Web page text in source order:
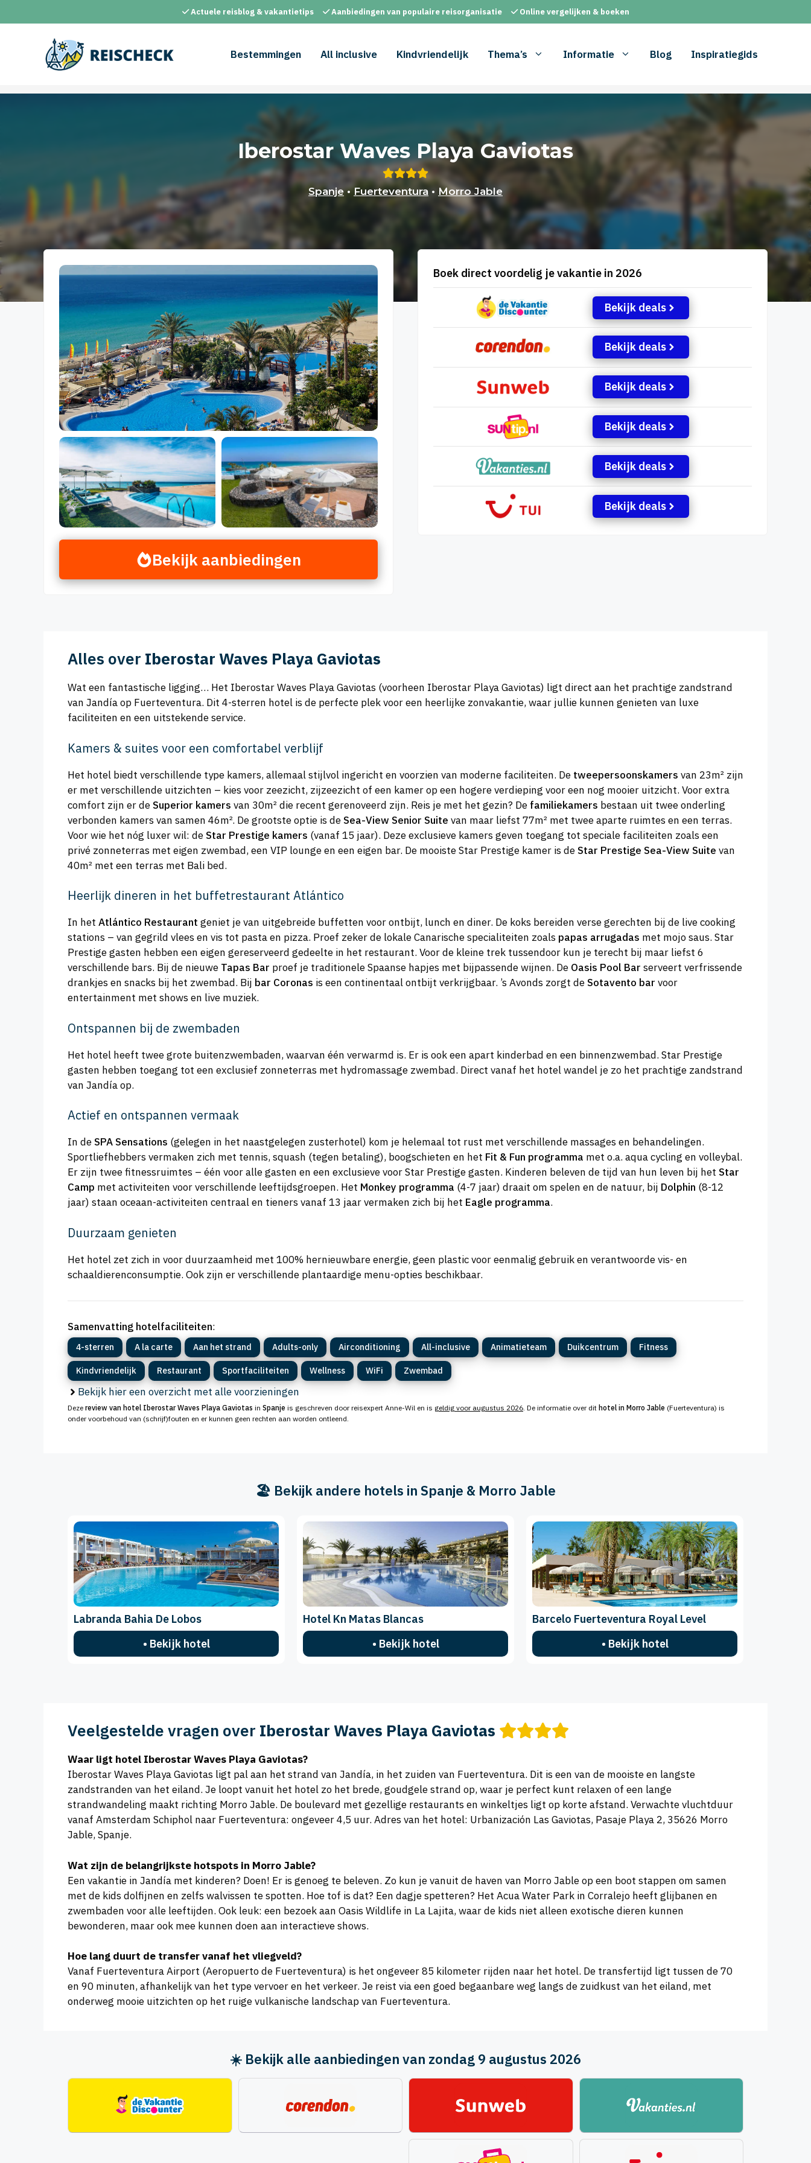
naar
Actuele reisblog & vakantietips Aanbiedingen van populaire reisorganisatie Online vergelijken & boeken
Bestemmingen All inclusive Kindvriendelijk Thema’s Informatie Blog Inspiratiegids
Iberostar Waves Playa Gaviotas
Spanje •Fuerteventura • Morro Jable
Bekijk aanbiedingen
Boek direct voordelig je vakantie in 2026
Bekijk deals
Bekijk deals
Bekijk deals
Bekijk deals
Bekijk deals
Bekijk deals
Alles over Iberostar Waves Playa Gaviotas
Wat een fantastische ligging… Het Iberostar Waves Playa Gaviotas (voorheen Iberostar Playa Gaviotas) ligt direct aan het prachtige zandstrand
van Jandía op Fuerteventura. Dit 4-sterren hotel is de perfecte plek voor een heerlijke zonvakantie, waar jullie kunnen genieten van luxe
faciliteiten en een uitstekende service.
Kamers & suites voor een comfortabel verblijf
Het hotel biedt verschillende type kamers, allemaal stijlvol ingericht en voorzien van moderne faciliteiten. De tweepersoonskamers van 23m² zijn
er met verschillende uitzichten – kies voor zeezicht, zijzeezicht of een kamer op een hogere verdieping voor een nog mooier uitzicht. Voor extra
comfort zijn er deSuperior kamers van 30m² die recent gerenoveerd zijn. Reis je met het gezin? De familiekamers bestaan uit twee onderling
verbonden kamers van samen 46m². De grootste optie is deSea-View Senior Suite van maar liefst 77m² met twee aparte ruimtes en een terras.
Voor wie het nóg luxer wil: deStar Prestige kamers (vanaf 15 jaar). Deze exclusieve kamers geven toegang tot speciale faciliteiten zoals een
privé zonneterras met eigen zwembad, een VIP lounge en een eigen bar. De mooiste Star Prestige kamer is deStar Prestige Sea-View Suite van
40m² met een terras met Bali bed.
Heerlijk dineren in het buffetrestaurant Atlántico
In het Atlántico Restaurant geniet je van uitgebreide buffetten voor ontbijt, lunch en diner. De koks bereiden verse gerechten bij de live cooking
stations – van gegrild vlees en vis tot pasta en pizza. Proef zeker de lokale Canarische specialiteiten zoals papas arrugadas met mojo saus. Star
Prestige gasten hebben een eigen gereserveerd gedeelte in het restaurant. Voor de kleine trek tussendoor kun je terecht bij maar liefst 6
verschillende bars. Bij de nieuwe Tapas Bar proef je traditionele Spaanse hapjes met bijpassende wijnen. De Oasis Pool Bar serveert verfrissende
drankjes en snacks bij het zwembad. Bij bar Coronas is een continentaal ontbijt verkrijgbaar. ’s Avonds zorgt deSotavento bar voor
entertainment met shows en live muziek.
Ontspannen bij de zwembaden
Het hotel heeft twee grote buitenzwembaden, waarvan één verwarmd is. Er is ook een apart kinderbad en een binnenzwembad. Star Prestige
gasten hebben toegang tot een exclusief zonneterras met hydromassage zwembad. Direct vanaf het hotel wandel je zo het prachtige zandstrand
van Jandía op.
Actief en ontspannen vermaak
In deSPA Sensations (gelegen in het naastgelegen zusterhotel) kom je helemaal tot rust met verschillende massages en behandelingen.
Sportliefhebbers vermaken zich met tennis, squash (tegen betaling), boogschieten en het Fit & Fun programma met o.a. aqua cycling en volleybal.
Er zijn twee fitnessruimtes – één voor alle gasten en een exclusieve voor Star Prestige gasten. Kinderen beleven de tijd van hun leven bij het Star
Camp met activiteiten voor verschillende leeftijdsgroepen. Het Monkey programma (4-7 jaar) draait om spelen en de natuur, bij Dolphin (8-12
jaar) staan oceaan-activiteiten centraal en tieners vanaf 13 jaar vermaken zich bij het Eagle programma.
Duurzaam genieten
Het hotel zet zich in voor duurzaamheid met 100% hernieuwbare energie, geen plastic voor eenmalig gebruik en verantwoorde vis- en
schaaldierenconsumptie. Ook zijn er verschillende plantaardige menu-opties beschikbaar.
Samenvatting hotelfaciliteiten:
4-sterren A la carte Aan het strand Adults-only Airconditioning All-inclusive Animatieteam Duikcentrum Fitness
Kindvriendelijk Restaurant Sportfaciliteiten Wellness WiFi Zwembad
Bekijk hier een overzicht met alle voorzieningen
Deze review van hotel Iberostar Waves Playa Gaviotas in Spanje is geschreven door reisexpert Anne-Wil en is geldig voor augustus 2026 . De informatie over dit hotel in Morro Jable (Fuerteventura) is
onder voorbehoud van (schrijf)fouten en er kunnen geen rechten aan worden ontleend.
🏖️ Bekijk andere hotels in Spanje & Morro Jable
Labranda Bahia De Lobos
• Bekijk hotel
Hotel Kn Matas Blancas
• Bekijk hotel
Barcelo Fuerteventura Royal Level
• Bekijk hotel
Veelgestelde vragen over Iberostar Waves Playa Gaviotas
Waar ligt hotel Iberostar Waves Playa Gaviotas?
Iberostar Waves Playa Gaviotas ligt pal aan het strand van Jandía, in het zuiden van Fuerteventura. Dit is een van de mooiste en langste
zandstranden van het eiland. Je loopt vanuit het hotel zo het brede, goudgele strand op, waar je perfect kunt relaxen of een lange
strandwandeling maakt richting Morro Jable. De boulevard met gezellige restaurants en winkeltjes ligt op korte afstand. Verwachte vluchtduur
vanaf Amsterdam Schiphol naar Fuerteventura: ongeveer 4,5 uur. Adres van het hotel: Urbanización Las Gaviotas, Pasaje Playa 2, 35626 Morro
Jable, Spanje.
Wat zijn de belangrijkste hotspots in Morro Jable?
Een vakantie in Jandía met kinderen? Doen! Er is genoeg te beleven. Zo kun je vanuit de haven van Morro Jable op een boot stappen om samen
met de kids dolfijnen en zelfs walvissen te spotten. Hoe tof is dat? Een dagje spetteren? Het Acua Water Park in Corralejo heeft glijbanen en
zwembaden voor alle leeftijden. Ook leuk: een bezoek aan Oasis Wildlife in La Lajita, waar de kids niet alleen exotische dieren kunnen
bewonderen, maar ook mee kunnen doen aan interactieve shows.
Hoe lang duurt de transfer vanaf het vliegveld?
Vanaf Fuerteventura Airport (Aeropuerto de Fuerteventura) is het ongeveer 85 kilometer rijden naar het hotel. De transfertijd ligt tussen de 70
en 90 minuten, afhankelijk van het type vervoer en het verkeer. Je reist via een goed begaanbare weg langs de zuidkust van het eiland, met
onderweg mooie uitzichten op het ruige vulkanische landschap van Fuerteventura.
☀️ Bekijk alle aanbiedingen van zondag 9 augustus 2026